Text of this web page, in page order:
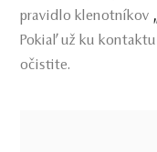
pravidlo klenotníkov
Pokiaľ už ku
očistite.